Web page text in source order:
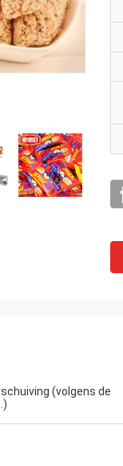
(volgens de